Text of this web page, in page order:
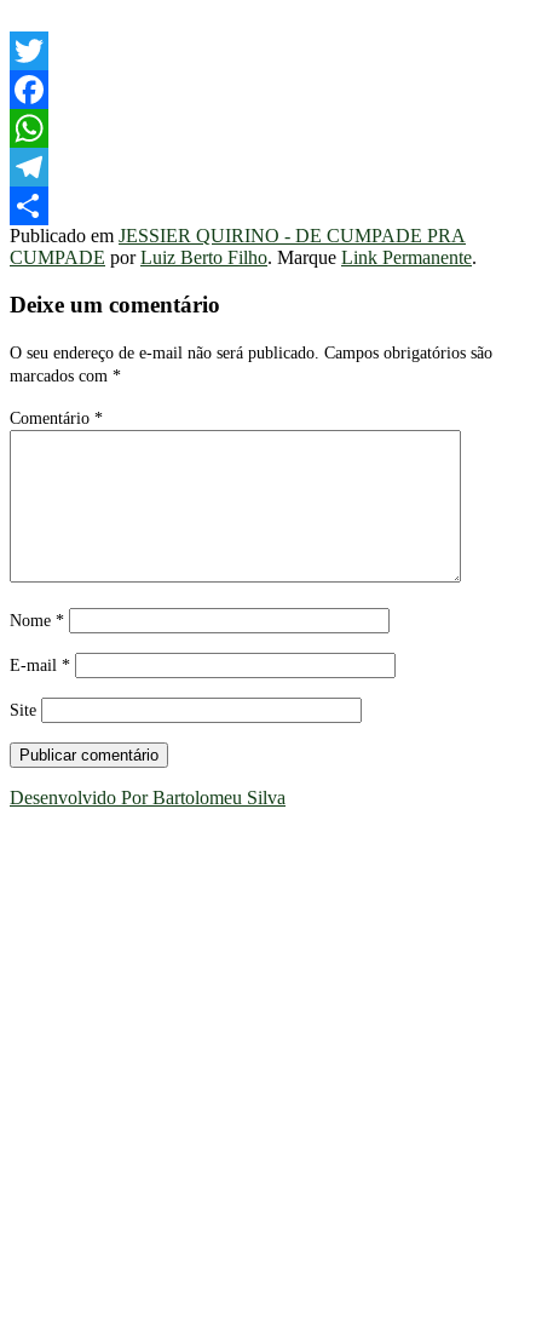
Twitter
Facebook
WhatsApp
Telegram
Share
Publicado em JESSIER QUIRINO - DE CUMPADE PRA
CUMPADE porLuiz Berto Filho. Marque Link Permanente.
Deixe um comentário
O seu endereço de e-mail não será publicado. Campos obrigatórios são
marcados com *
Comentário *
Nome *
E-mail *
Site
Desenvolvido Por Bartolomeu Silva